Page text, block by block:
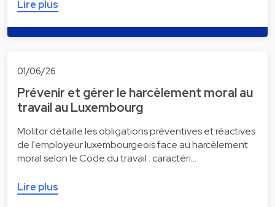
Lire plus
01/06/26
Prévenir et gérer le harcèlement moral au
travail au Luxembourg
Molitor détaille les obligations préventives et réactives
de l'employeur luxembourgeois face au harcèlement
moral selon le Code du travail : caractéri…
Lire plus